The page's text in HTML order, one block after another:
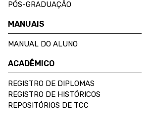
PÓS-GRADUAÇÃO
MANUAIS
MANUAL DO ALUNO
ACADÊMICO
REGISTRO DE DIPLOMAS
REGISTRO DE HISTÓRICOS
REPOSITÓRIOS DE TCC